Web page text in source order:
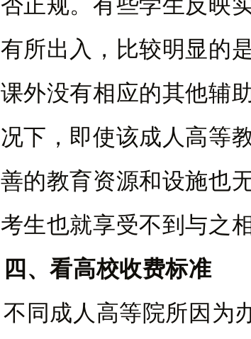
有所出入，比较明显的
课外没有相应的其他辅
况下，即使该成人高等
善的教育资源和设施也
考生也就享受不到与之
四、看高校收费标准
不同成人高等院所因为